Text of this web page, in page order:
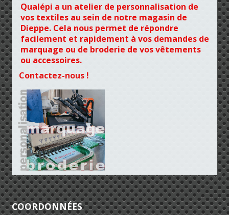
Qualépi a un atelier de personnalisation de
vos textiles au sein de notre magasin de
Dieppe. Cela nous permet de répondre
facilement et rapidement à vos demandes de
marquage ou de broderie de vos vêtements
ou accessoires.
Contactez-nous !
COORDONNÉES